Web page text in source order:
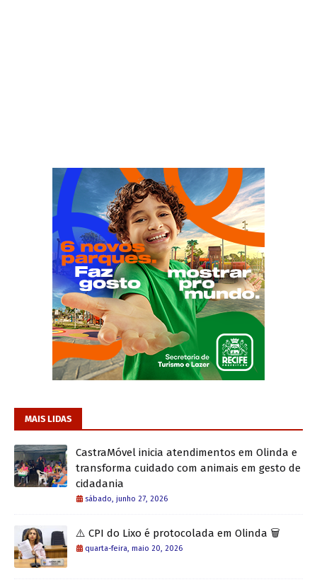
MAIS LIDAS
CastraMóvel inicia atendimentos em Olinda e
transforma cuidado com animais em gesto de
cidadania
sábado, junho 27, 2026
⚠️ CPI do Lixo é protocolada em Olinda 🗑️
quarta-feira, maio 20, 2026